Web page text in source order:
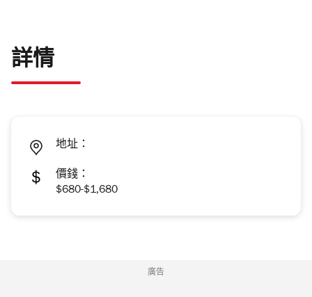
詳情
地址：
價錢：
$680-$1,680
廣告